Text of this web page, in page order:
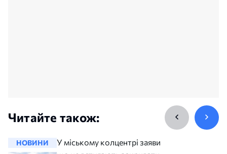
Читайте також:
НОВИНИ
У міському колцентрі заявили,